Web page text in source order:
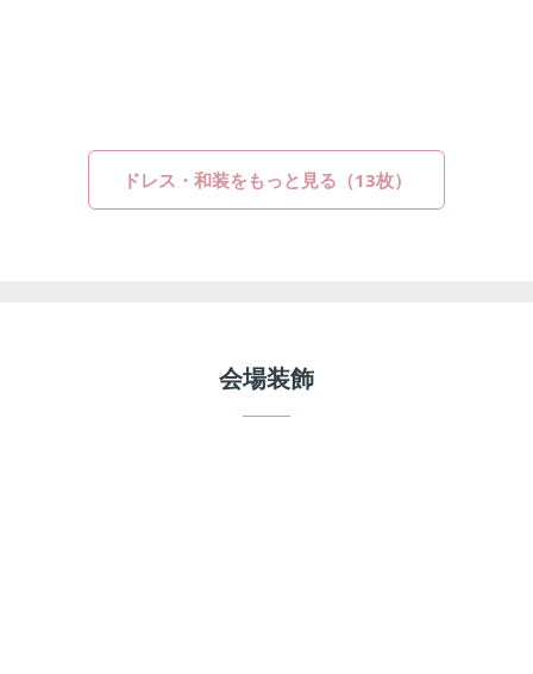
ドレス・和装をもっと見る（13枚）
会場装飾